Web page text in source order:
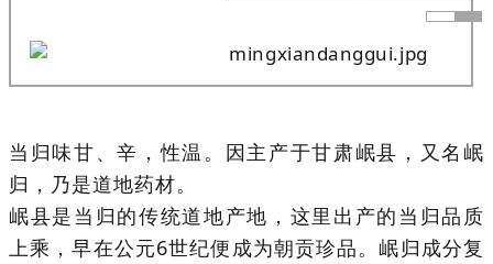
当归味甘、辛，性温。因主产于甘肃岷县，又名岷
归，乃是道地药材。
岷县是当归的传统道地产地，这里出产的当归品质
上乘，早在公元6世纪便成为朝贡珍品。岷归成分复